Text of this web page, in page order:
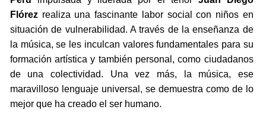
Flórezrealiza una fascinante labor social con niños en
situación de vulnerabilidad. A través de la enseñanza de
la música, se les inculcan valores fundamentales para su
formación artística y también personal, como ciudadanos
de una colectividad. Una vez más, la música, ese
maravilloso lenguaje universal, se demuestra como de lo
mejor que ha creado el ser humano.